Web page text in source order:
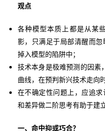
观点
各种模型本质上都是从某
影，只满足于局部清醒而
掉入模型的陷阱中；
技术本身是极难预测的因
曲线，在预判新兴技术走向
在不确定性问题上，应追
和差异做二阶思考有助于建
一、命中抑或巧合？